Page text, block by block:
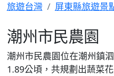
旅遊台灣
屏東縣旅遊景
潮州市民農園
潮州市民農園位在潮州鎮
1.89公頃，共規劃出蔬菜